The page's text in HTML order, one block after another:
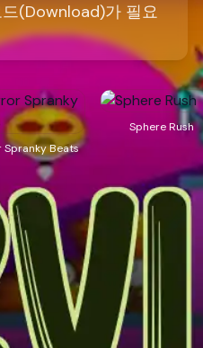
(Download)가 필요
Spranky Beats
Sphere Rush